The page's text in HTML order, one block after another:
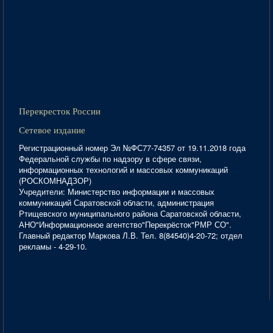
Перекресток России
Сетевое издание
Регистрационный номер Эл №ФС77-74357 от 19.11.2018 года
Федеральной службы по надзору в сфере связи,
информационных технологий и массовых коммуникаций
(РОСКОМНАДЗОР)
Учредители: Министерство информации и массовых
коммуникаций Саратовской области, администрация
Ртищевского муниципального района Саратовской области,
АНО"Информационное агентство"Перекрёсток"РМР СО".
Главный редактор Маркова Л.В. Тел. 8(84540)4-20-72; отдел
рекламы - 4-29-10.